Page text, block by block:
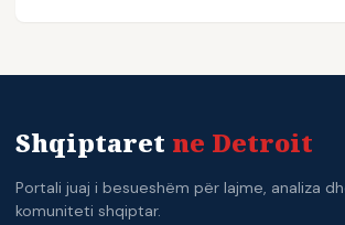
Shqiptaret ne Detroit
Portali juaj i besueshëm për lajme, analiza
komuniteti shqiptar.